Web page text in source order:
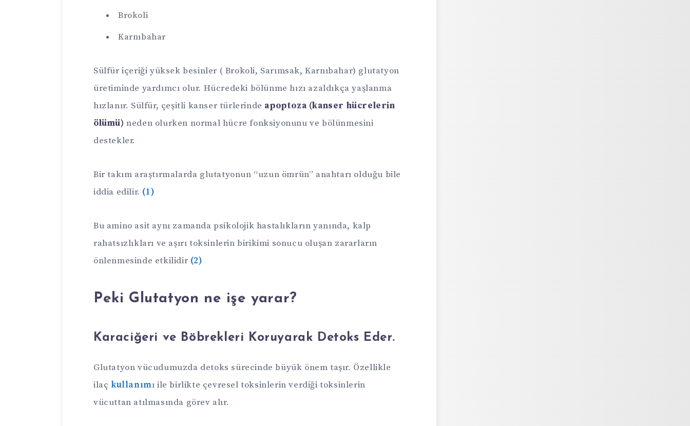
Brokoli
Karnıbahar
Sülfür içeriği yüksek besinler ( Brokoli, Sarımsak, Karnıbahar) glutatyon
üretiminde yardımcı olur. Hücredeki bölünme hızı azaldıkça yaşlanma
hızlanır. Sülfür, çeşitli kanser türlerinde apoptoza (kanser hücrelerin
ölümü) neden olurken normal hücre fonksiyonunu ve bölünmesini
destekler.
Bir takım araştırmalarda glutatyonun “uzun ömrün” anahtarı olduğu bile
iddia edilir. (1)
Bu amino asit aynı zamanda psikolojik hastalıkların yanında, kalp
rahatsızlıkları ve aşırı toksinlerin birikimi sonucu oluşan zararların
önlenmesinde etkilidir (2)
Peki Glutatyon ne işe yarar?
Karaciğeri ve Böbrekleri Koruyarak Detoks Eder.
Glutatyon vücudumuzda detoks sürecinde büyük önem taşır. Özellikle
ilaç kullanımı ile birlikte çevresel toksinlerin verdiği toksinlerin
vücuttan atılmasında görev alır.